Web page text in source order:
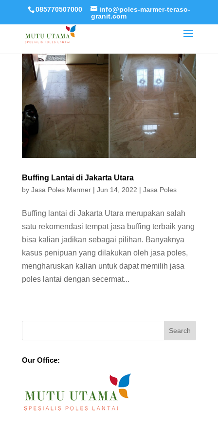
085770507000
info@poles-marmer-teraso-
granit.com
Buffing Lantai di Jakarta Utara
by Jasa Poles Marmer| Jun 14, 2022 | Jasa Poles
Buffing lantai di Jakarta Utara merupakan salah
satu rekomendasi tempat jasa buffing terbaik yang
bisa kalian jadikan sebagai pilihan. Banyaknya
kasus penipuan yang dilakukan oleh jasa poles,
mengharuskan kalian untuk dapat memilih jasa
poles lantai dengan secermat...
Our Office: